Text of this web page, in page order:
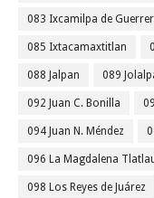
083 Ixcamilpa de
085 Ixtacamaxtitlan
088 Jalpan 089
092 Juan C. Bonilla
094 Juan N. Méndez
096 La Magdalena
098 Los Reyes de Juárez